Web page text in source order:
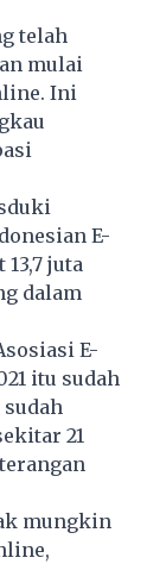
telah
mulai
Ini
E-
juta
dalam
E-
itu sudah
sudah
21
mungkin